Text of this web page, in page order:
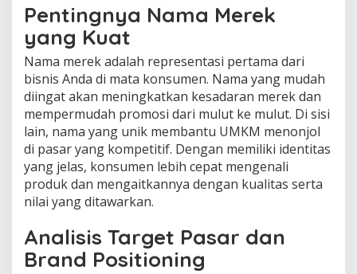
Pentingnya Nama Merek
yang Kuat
Nama merek adalah representasi pertama dari
bisnis Anda di mata konsumen. Nama yang mudah
diingat akan meningkatkan kesadaran merek dan
mempermudah promosi dari mulut ke mulut. Di sisi
lain, nama yang unik membantu UMKM menonjol
di pasar yang kompetitif. Dengan memiliki identitas
yang jelas, konsumen lebih cepat mengenali
produk dan mengaitkannya dengan kualitas serta
nilai yang ditawarkan.
Analisis Target Pasar dan
Brand Positioning